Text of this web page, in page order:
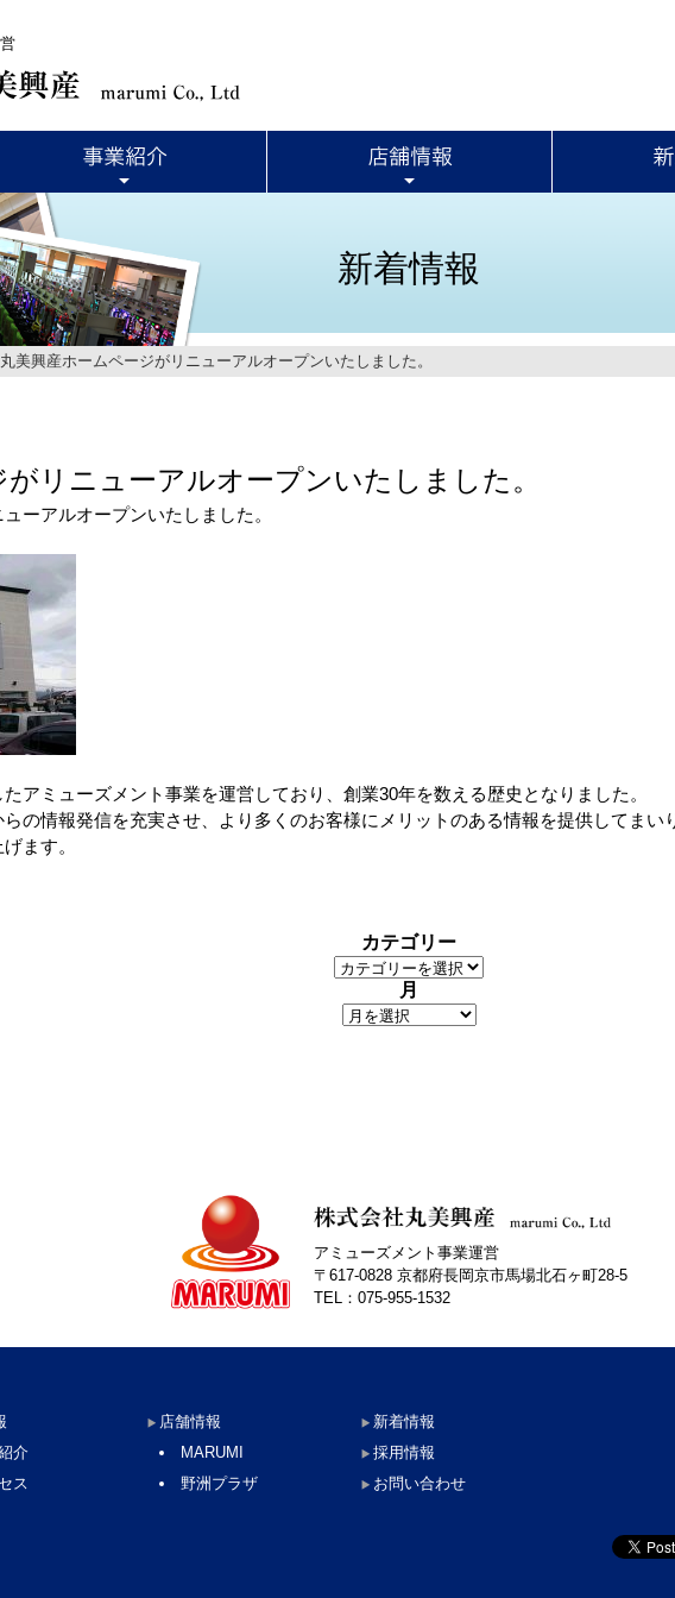
新着情報
丸美興産ホームページがリニューアルオープンいたしました。
リニューアルオープンいたしました。
ーアルオープンいたしました。
アミューズメント事業を運営しており、創業30年を数える歴史となりました。
の情報発信を充実させ、より多くのお客様にメリットのある情報を提供してまい
ます。
カテゴリー
月
アミューズメント事業運営
〒617-0828 京都府長岡京市馬場北石ヶ町28-5
TEL：075-955-1532
介
ス
店舗情報
MARUMI
野洲プラザ
新着情報
採用情報
お問い合わせ